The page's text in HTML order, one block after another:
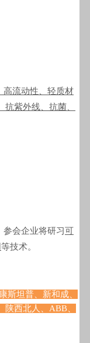
高流动性、轻质材
紫外线、抗菌、
会企业将研习可
等技术。
斯坦普、新和成、
西北人、ABB、